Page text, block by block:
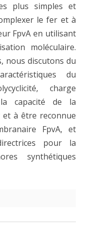
plus simples et
le fer et à
FpvA en utilisant
moléculaire.
nous discutons du
du
charge
capacité de la
à être reconnue
FpvA, et
pour la
synthétiques